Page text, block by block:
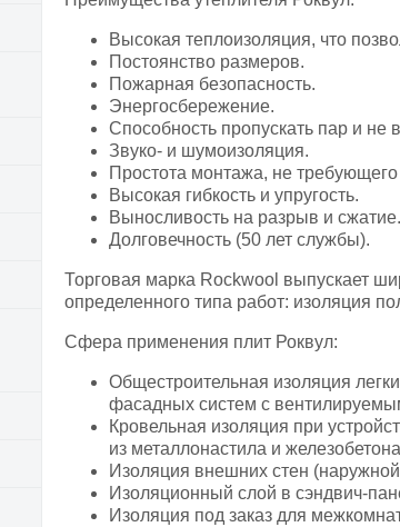
Высокая теплоизоляция, что
Постоянство размеров.
Пожарная безопасность.
Энергосбережение.
Способность пропускать пар и не
Звуко- и шумоизоляция.
Простота монтажа, не
Высокая гибкость и упругость.
Выносливость на разрыв и сжатие.
Долговечность (50 лет службы).
Торговая марка Rockwool выпускает
определенного типа работ: изоляция
Сфера применения плит Роквул:
Общестроительная изоляция
фасадных систем с
Кровельная изоляция при
из металлонастила и
Изоляция внешних стен
Изоляционный слой в сэндвич-
Изоляция под заказ для